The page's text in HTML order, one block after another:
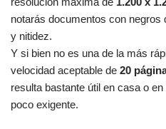
notarás documentos con negros
y nitidez.
Y si bien no es una de la más
velocidad aceptable de 20
resulta bastante útil en casa o
poco exigente.